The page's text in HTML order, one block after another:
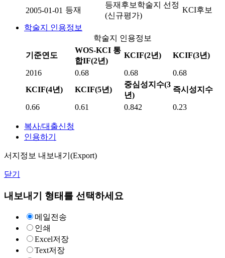
2005-01-01 등재
등재후보학술지 선정
(신규평가)
KCI후보
학술지 인용정보
학술지 인용정보
기준연도
WOS-KCI 통
합IF(2년)
KCIF(2년) KCIF(3년)
2016 0.68 0.68
0.68
KCIF(4년)
KCIF(5년)
중심성지수(3
년)
즉시성지수
0.66 0.61 0.842 0.23
복사/대출신청
인용하기
서지정보 내보내기(Export)
닫기
내보내기 형태를 선택하세요
메일전송
인쇄
Excel저장
Text저장